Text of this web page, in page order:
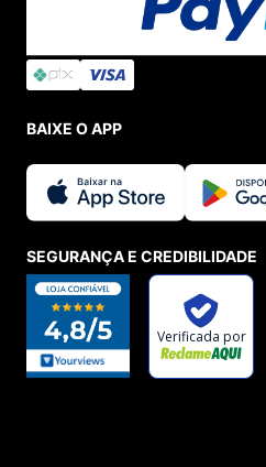
BAIXE O APP
SEGURANÇA E CREDIBILIDADE